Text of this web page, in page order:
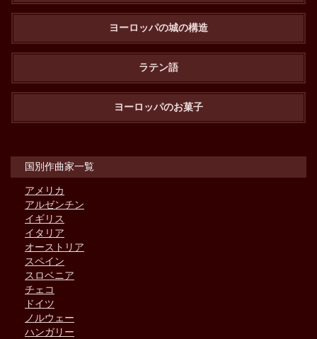
ヨーロッパの城の構造
ラテン語
ヨーロッパのお菓子
国別作曲家一覧
アメリカ
アルゼンチン
イギリス
イタリア
オーストリア
スペイン
スロベニア
チェコ
ドイツ
ノルウェー
ハンガリー